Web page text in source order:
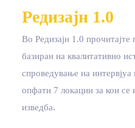
Редизајн 1.0
Во Редизајн 1.0 прочитајте
базиран на квалитативно
спроведување на
опфати 7 локации за кои се
изведба.